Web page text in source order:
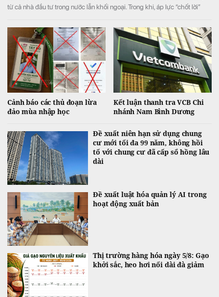
từ cả nhà đầu tư trong nước lẫn khối ngoại. Trong khi, áp lực “chốt lời”
Cảnh báo các thủ đoạn lừa
đảo mùa nhập học
Kết luận thanh tra VCB Chi
nhánh Nam Bình Dương
Đề xuất niên hạn sử dụng chung
cư mới tối đa 99 năm, không hồi
tố với chung cư đã cấp sổ hồng lâu
dài
Đề xuất luật hóa quản lý AI trong
hoạt động xuất bản
Thị trường hàng hóa ngày 5/8: Gạo
khởi sắc, heo hơi nối dài đà giảm